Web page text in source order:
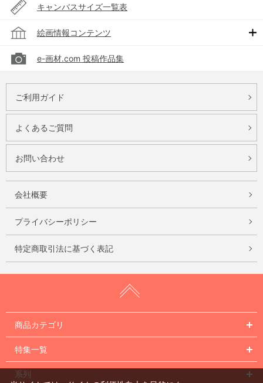
キャンバスサイズ一覧表
絵画情報コンテンツ
e-画材.com 投稿作品集
ご利用ガイド
よくあるご質問
お問い合わせ
会社概要
プライバシーポリシー
特定商取引法に基づく表記
商品カテゴリ
特集一覧
系列